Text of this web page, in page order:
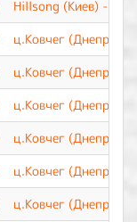
Hillsong (Киев) -
ц.Ковчег (Днепр) -
ц.Ковчег (Днепр) -
ц.Ковчег (Днепр) -
ц.Ковчег (Днепр) -
ц.Ковчег (Днепр) -
ц.Ковчег (Днепр) -